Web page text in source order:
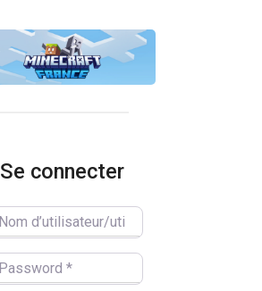
Se connecter
Nom d’utilisateur/utilisatrice
Password